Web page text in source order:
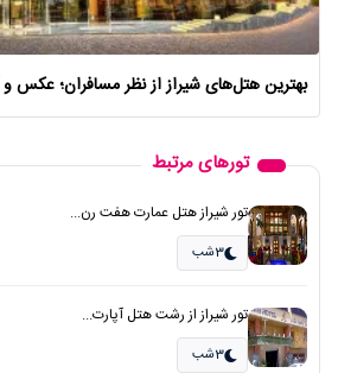
بهترین هتل‌های شیراز از نظر مسافران؛ عکس
تورهای مرتبط
تور شیراز هتل عمارت هفت رن...
3شب
تور شیراز از رشت هتل آپارت...
3شب